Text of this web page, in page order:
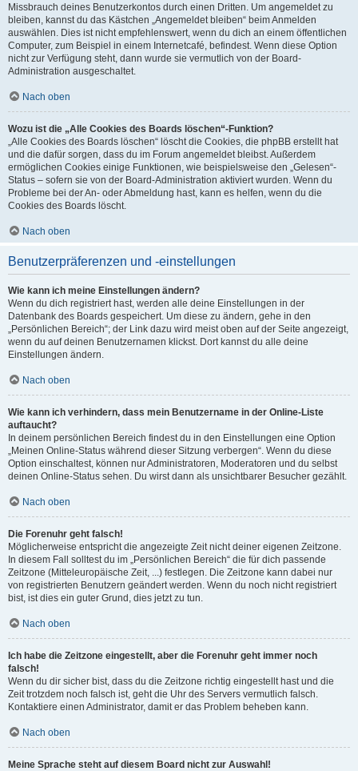
Missbrauch deines Benutzerkontos durch einen Dritten. Um angemeldet zu
bleiben, kannst du das Kästchen „Angemeldet bleiben“ beim Anmelden
auswählen. Dies ist nicht empfehlenswert, wenn du dich an einem öffentlichen
Computer, zum Beispiel in einem Internetcafé, befindest. Wenn diese Option
nicht zur Verfügung steht, dann wurde sie vermutlich von der Board-
Administration ausgeschaltet.
Nach oben
Wozu ist die „Alle Cookies des Boards löschen“-Funktion?
„Alle Cookies des Boards löschen“ löscht die Cookies, die phpBB erstellt hat
und die dafür sorgen, dass du im Forum angemeldet bleibst. Außerdem
ermöglichen Cookies einige Funktionen, wie beispielsweise den „Gelesen“-
Status – sofern sie von der Board-Administration aktiviert wurden. Wenn du
Probleme bei der An- oder Abmeldung hast, kann es helfen, wenn du die
Cookies des Boards löscht.
Nach oben
Benutzerpräferenzen und -einstellungen
Wie kann ich meine Einstellungen ändern?
Wenn du dich registriert hast, werden alle deine Einstellungen in der
Datenbank des Boards gespeichert. Um diese zu ändern, gehe in den
„Persönlichen Bereich“; der Link dazu wird meist oben auf der Seite angezeigt,
wenn du auf deinen Benutzernamen klickst. Dort kannst du alle deine
Einstellungen ändern.
Nach oben
Wie kann ich verhindern, dass mein Benutzername in der Online-Liste
auftaucht?
In deinem persönlichen Bereich findest du in den Einstellungen eine Option
„Meinen Online-Status während dieser Sitzung verbergen“. Wenn du diese
Option einschaltest, können nur Administratoren, Moderatoren und du selbst
deinen Online-Status sehen. Du wirst dann als unsichtbarer Besucher gezählt.
Nach oben
Die Forenuhr geht falsch!
Möglicherweise entspricht die angezeigte Zeit nicht deiner eigenen Zeitzone.
In diesem Fall solltest du im „Persönlichen Bereich“ die für dich passende
Zeitzone (Mitteleuropäische Zeit, ...) festlegen. Die Zeitzone kann dabei nur
von registrierten Benutzern geändert werden. Wenn du noch nicht registriert
bist, ist dies ein guter Grund, dies jetzt zu tun.
Nach oben
Ich habe die Zeitzone eingestellt, aber die Forenuhr geht immer noch
falsch!
Wenn du dir sicher bist, dass du die Zeitzone richtig eingestellt hast und die
Zeit trotzdem noch falsch ist, geht die Uhr des Servers vermutlich falsch.
Kontaktiere einen Administrator, damit er das Problem beheben kann.
Nach oben
Meine Sprache steht auf diesem Board nicht zur Auswahl!